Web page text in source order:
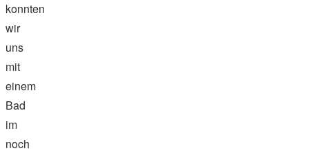
konnten
wir
uns
mit
einem
Bad
im
noch